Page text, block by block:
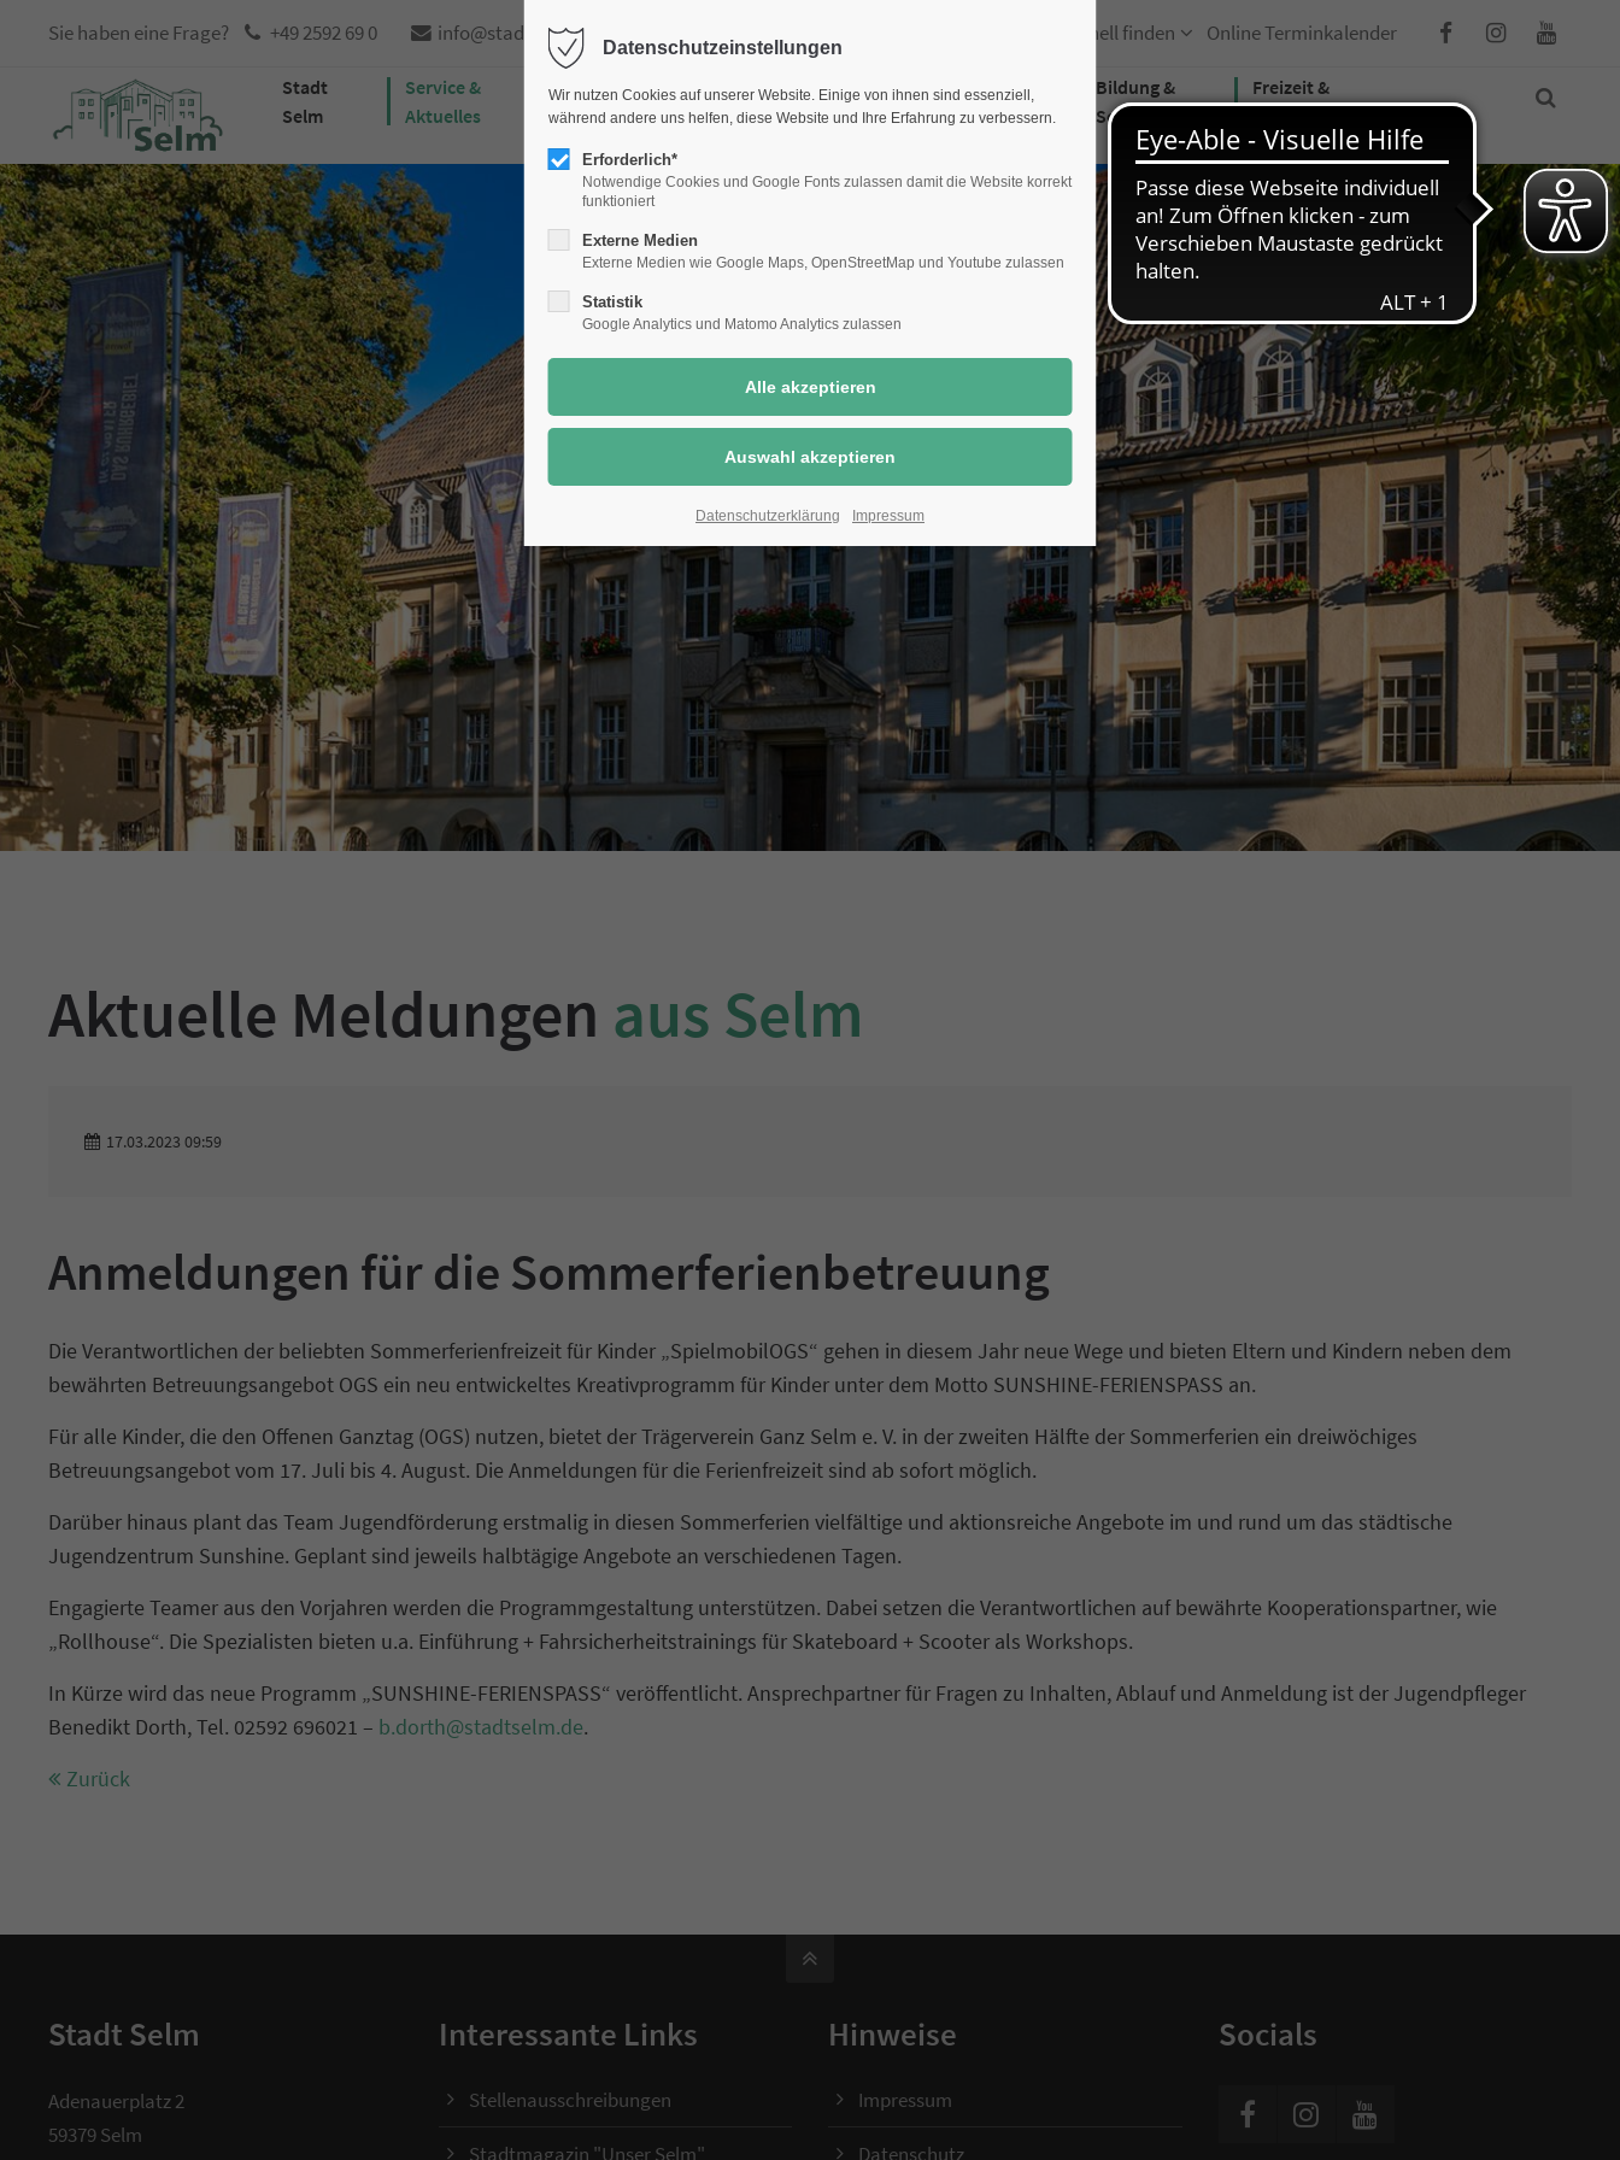
Sie haben eine Frage? +49 2592 69 0 info@stadtselm.de Schnell finden Online Terminkalender
Stadt
Selm
Service &
Aktuelles
Rathaus &
Bürgerthemen
Bauen &
Wirtschaft
Umwelt &
Klimaschutz
Bildung &
Soziales
Freizeit &
Aktuelle Meldungen aus Selm
17.03.2023 09:59
Anmeldungen für die Sommerferienbetreuung
Die Verantwortlichen der beliebten Sommerferienfreizeit für Kinder „SpielmobilOGS“ gehen in diesem Jahr neue Wege und bieten Eltern und Kindern neben dem
bewährten Betreuungsangebot OGS ein neu entwickeltes Kreativprogramm für Kinder unter dem Motto SUNSHINE-FERIENSPASS an.
Für alle Kinder, die den Offenen Ganztag (OGS) nutzen, bietet der Trägerverein Ganz Selm e. V. in der zweiten Hälfte der Sommerferien ein dreiwöchiges
Betreuungsangebot vom 17. Juli bis 4. August. Die Anmeldungen für die Ferienfreizeit sind ab sofort möglich.
Darüber hinaus plant das Team Jugendförderung erstmalig in diesen Sommerferien vielfältige und aktionsreiche Angebote im und rund um das städtische
Jugendzentrum Sunshine. Geplant sind jeweils halbtägige Angebote an verschiedenen Tagen.
Engagierte Teamer aus den Vorjahren werden die Programmgestaltung unterstützen. Dabei setzen die Verantwortlichen auf bewährte Kooperationspartner, wie
„Rollhouse“. Die Spezialisten bieten u.a. Einführung + Fahrsicherheitstrainings für Skateboard + Scooter als Workshops.
In Kürze wird das neue Programm „SUNSHINE-FERIENSPASS“ veröffentlicht. Ansprechpartner für Fragen zu Inhalten, Ablauf und Anmeldung ist der Jugendpfleger
Benedikt Dorth, Tel. 02592 696021 – b.dorth@stadtselm.de.
Zurück
Stadt Selm
Adenauerplatz 2
59379 Selm
Interessante Links
Stellenausschreibungen
Stadtmagazin "Unser Selm"
Hinweise
Impressum
Datenschutz
Socials
Datenschutzeinstellungen
Wir nutzen Cookies auf unserer Website. Einige von ihnen sind essenziell,
während andere uns helfen, diese Website und Ihre Erfahrung zu verbessern.
Erforderlich*
Notwendige Cookies und Google Fonts zulassen damit die Website korrekt
funktioniert
Externe Medien
Externe Medien wie Google Maps, OpenStreetMap und Youtube zulassen
Statistik
Google Analytics und Matomo Analytics zulassen
Datenschutzerklärung Impressum